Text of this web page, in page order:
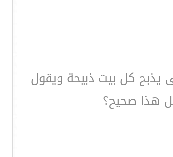
يذبح كل بيت ذبيحة ويقول
هذا صحيح؟